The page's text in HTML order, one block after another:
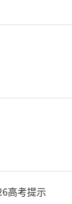
高考提示